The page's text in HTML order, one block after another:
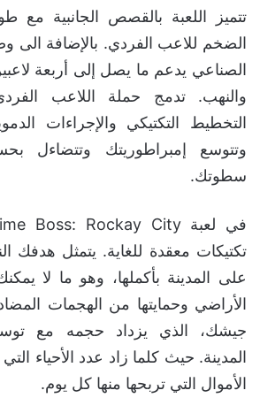
تتميز اللعبة بالقصص الجانبية مع
الضخم للاعب الفردي. بالإضافة الى
الصناعي يدعم ما يصل إلى أربعة
والنهب. تدمج حملة اللاعب
التخطيط التكتيكي والإجراءات
وتتوسع إمبراطوريتك وتتضاءل
سطوتك.
تكتيكات معقدة للغاية. يتمثل هدفك
على المدينة بأكملها، وهو ما لا
الأراضي وحمايتها من الهجمات
جيشك، الذي يزداد حجمه مع
المدينة. حيث كلما زاد عدد الأحياء
الأموال التي تربحها منها كل يوم.